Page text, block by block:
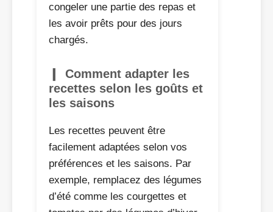
congeler une partie des repas et
les avoir prêts pour des jours
chargés.
Comment adapter les
recettes selon les goûts et
les saisons
Les recettes peuvent être
facilement adaptées selon vos
préférences et les saisons. Par
exemple, remplacez des légumes
d’été comme les courgettes et